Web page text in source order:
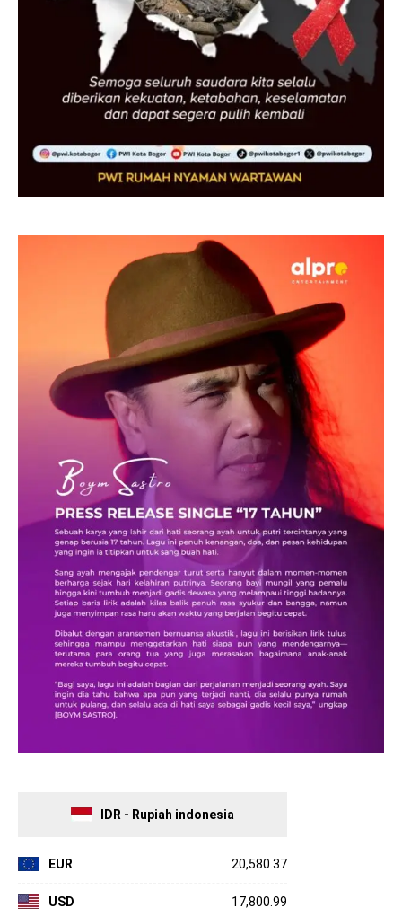
IDR - Rupiah indonesia
EUR 20,580.37
USD 17,800.99